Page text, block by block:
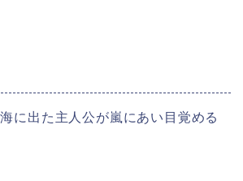
に出た主人公が嵐にあい目覚める